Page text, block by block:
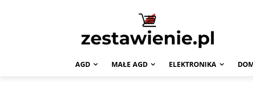
AGD MAŁE AGD ELEKTRONIKA